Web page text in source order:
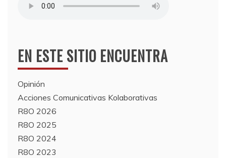
EN ESTE SITIO ENCUENTRA
Opinión
Acciones Comunicativas Kolaborativas
R8O 2026
R8O 2025
R8O 2024
R8O 2023